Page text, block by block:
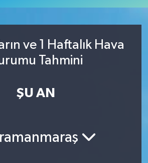
ve 1 Haftalık Hava
Tahmini
ŞU AN